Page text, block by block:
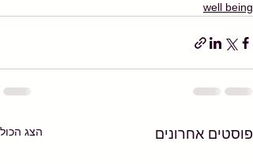
well being
פוסטים אחרונים הצג הכול